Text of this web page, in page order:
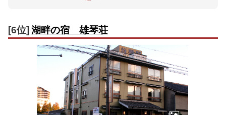
[6位] 湖畔の宿 雄琴荘